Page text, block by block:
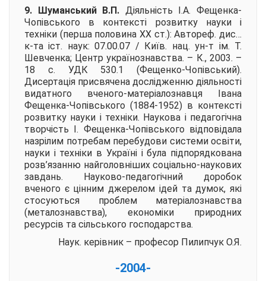
9. Шуманський В.П. Діяльність І.А. Фещенка-
Чопівського в контексті розвитку науки і
техніки (перша половина ХХ ст.): Автореф. дис…
к-та іст. наук: 07.00.07 / Київ. нац. ун-т ім. Т.
Шевченка; Центр українознавства. – К., 2003. –
18 с. УДК 530.1 (Фещенко-Чопівський).
Дисертація присвячена дослідженню діяльності
видатного вченого-матеріалознавця Івана
Фещенка-Чопівського (1884-1952) в контексті
розвитку науки і техніки. Наукова і педагогічна
творчість І. Фещенка-Чопівського відповідала
назрілим потребам перебудови системи освіти,
науки і техніки в Україні і була підпорядкована
розв’язанню найголовніших соціально-наукових
завдань. Науково-педагогічний доробок
вченого є цінним джерелом ідей та думок, які
стосуються проблем матеріалознавства
(металознавства), економіки природних
ресурсів та сільського господарства.
Наук. керівник – професор Пилипчук О.Я.
-2004-